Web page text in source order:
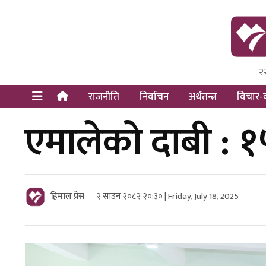
Himal
Dot
राजनीति निर्वाचन अर्थतन्त्र विचार-
एमालेको दाबी :
हिमाल प्रेस २ साउन २०८२ २०:३० | Friday, July 18, 2025